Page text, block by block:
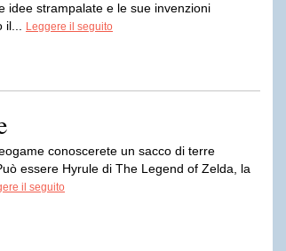
idee strampalate e le sue invenzioni
il...
Leggere il seguito
conoscerete un sacco di terre
essere Hyrule di The Legend of Zelda, la
il seguito